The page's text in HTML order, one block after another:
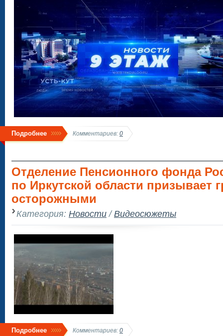
Подробнее Комментариев: 0
Отделение Пенсионного фонда
по Иркутской области призывает
осторожными
Категория: Новости/Видеосюжеты
Подробнее Комментариев: 0